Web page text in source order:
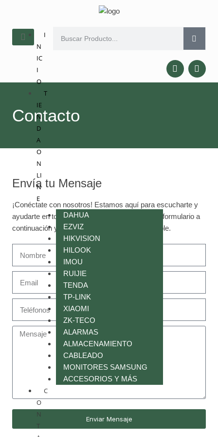
I
N
IC
I
O
T
IE
N
D
A
O
N
LI
N
E
DAHUA
EZVIZ
HIKVISION
HILOOK
IMOU
RUIJIE
TENDA
TP-LINK
XIAOMI
ZK-TECO
ALARMAS
ALMACENAMIENTO
CABLEADO
MONITORES SAMSUNG
ACCESORIOS Y MÁS
C
O
N
T
Contacto
Envía tu Mensaje
¡Conéctate con nosotros! Estamos aquí para escucharte y
ayudarte en todo lo que necesites. Completa el formulario a
continuación y te responderemos lo antes posible.
Enviar Mensaje